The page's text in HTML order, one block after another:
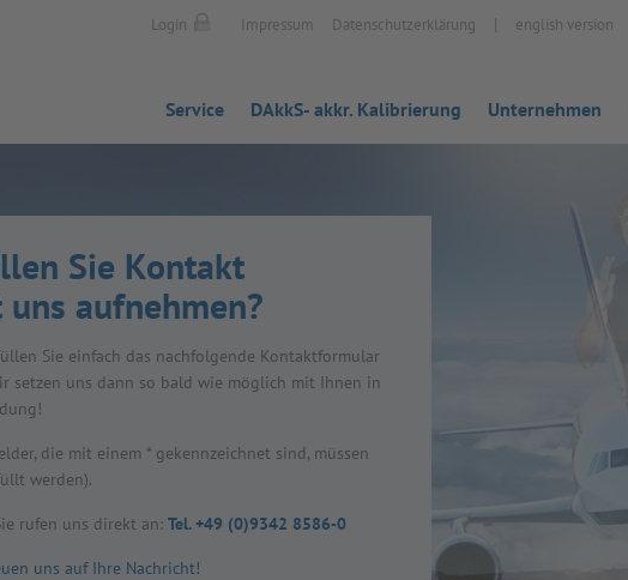
Login Impressum Datenschutzerklärung | english version
Service DAkkS- akkr. Kalibrierung Unternehmen
Sie Kon­takt
auf­neh­men?
Sie ein­fach das nach­fol­gende Kon­takt­for­mu­lar
set­zen uns dann so bald wie mög­lich mit Ihnen in
die mit einem * gekenn­zeich­net sind, müs­sen
wer­den).
rufen uns direkt an: Tel. +49 (0)9342 8586-0
uns auf Ihre Nachricht!